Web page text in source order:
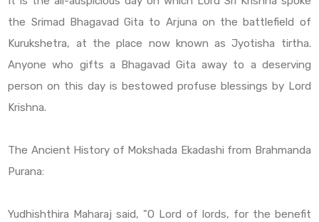
the Srimad Bhagavad Gita to Arjuna on the battlefield of
Kurukshetra, at the place now known as Jyotisha tirtha.
Anyone who gifts a Bhagavad Gita away to a deserving
person on this day is bestowed profuse blessings by Lord
Krishna.
The Ancient History of Mokshada Ekadashi from Brahmanda
Purana:
Yudhishthira Maharaj said, "O Lord of lords, for the benefit